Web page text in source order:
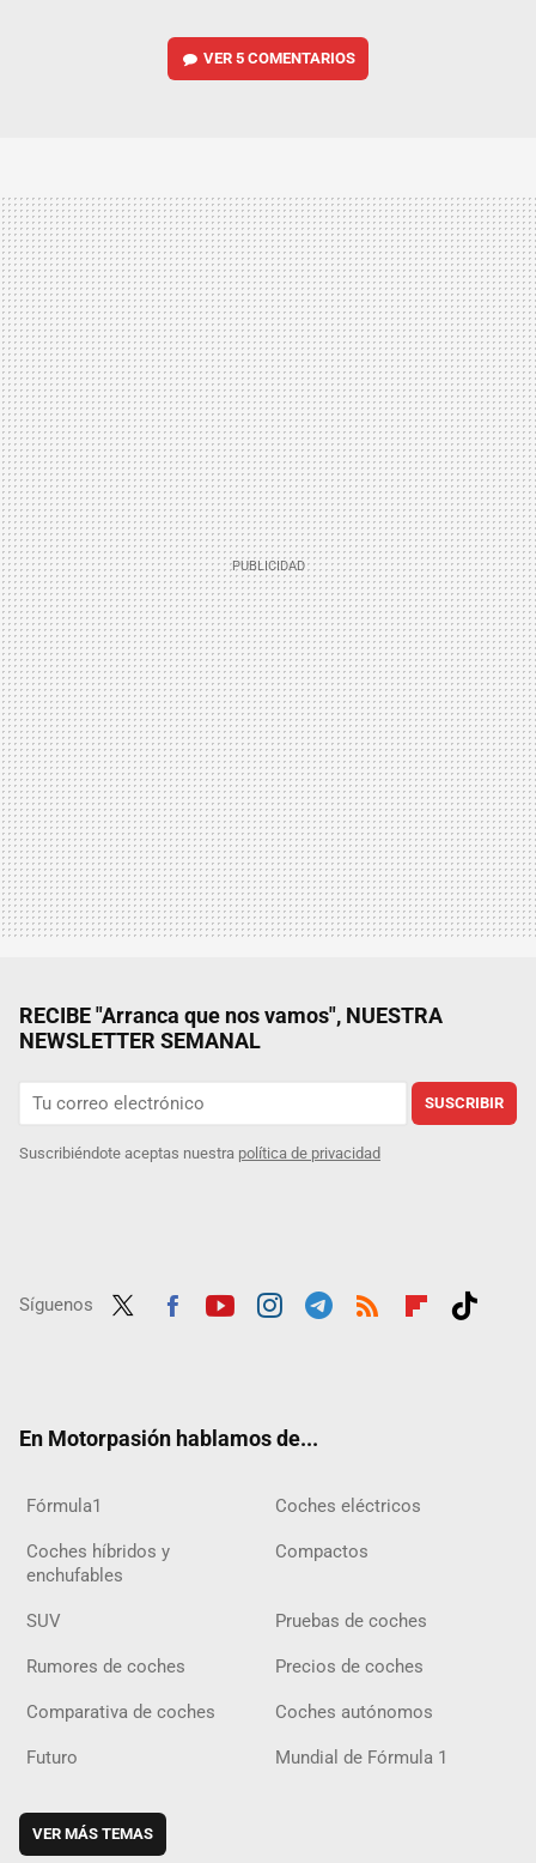
VER5 COMENTARIOS
RECIBE "Arranca que nos vamos", NUESTRA
NEWSLETTER SEMANAL
SUSCRIBIR
Suscribiéndote aceptas nuestra política de privacidad
Síguenos
En Motorpasión hablamos de...
Fórmula1 Coches eléctricos
Coches híbridos y
enchufables
Compactos
SUV Pruebas de coches
Rumores de coches Precios de coches
Comparativa de coches Coches autónomos
Futuro Mundial de Fórmula 1
VER MÁS TEMAS